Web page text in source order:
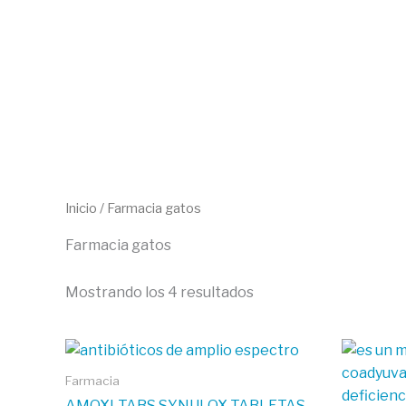
Inicio / Farmacia gatos
Farmacia gatos
Mostrando los 4 resultados
Farmacia